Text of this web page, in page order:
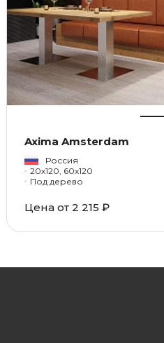
Axima Amsterdam
Россия
20x120, 60x120
Под дерево
Цена от 2 215 ₽